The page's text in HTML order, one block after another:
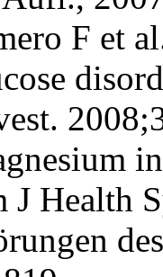
F et
J Health